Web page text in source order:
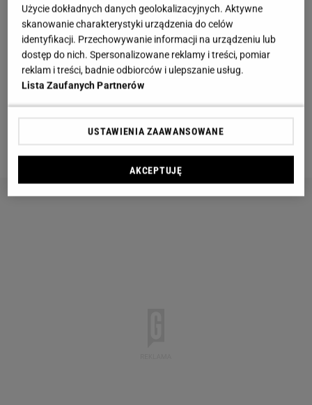
się w górę i w dół huśtawce. Pełny cykl trwa osiem
godzin. Według autora projektu - czas i miłość są
ważnymi elementami życia, a łączy je to, że stale się
zmieniają. Taka właśnie jest rzeźba "You and Me" -
stale zmienna, ciągle w ruchu.
SZTUKA WSPÓŁCZESNA NA ULICY. ROZPOZNASZ,
GDZIE STOJĄ TE RZEŹBY?>>
Użycie dokładnych danych geolokalizacyjnych. Aktywne
skanowanie charakterystyki urządzenia do celów
identyfikacji. Przechowywanie informacji na urządzeniu lub
dostęp do nich. Spersonalizowane reklamy i treści, pomiar
reklam i treści, badnie odbiorców i ulepszanie usług.
Lista Zaufanych Partnerów
USTAWIENIA ZAAWANSOWANE
AKCEPTUJĘ